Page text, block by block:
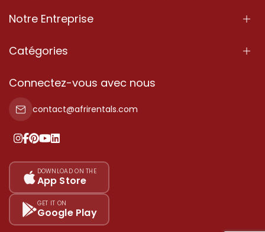
Notre Entreprise
À Propos
Conditions d'Utilisation
Politique de Confidentialité
Nos tarifs
Plan du site
Catégories
Propriété
Propriété à vendre
Propriété à louer
Ajoutez votre témoignage
Connectez-vous avec nous
contact@afrirentals.com
DOWNLOAD ON THE
App Store
GET IT ON
Google Play